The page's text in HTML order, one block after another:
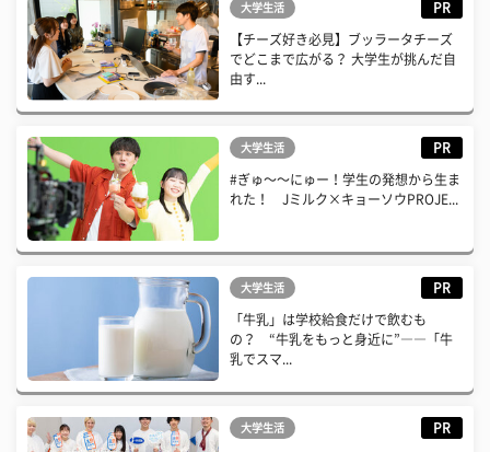
大学生活 PR
【チーズ好き必見】ブッラータチーズ
でどこまで広がる？ 大学生が挑んだ自
由す...
大学生活 PR
#ぎゅ〜〜にゅー！学生の発想から生ま
れた！ Jミルク×キョーソウPROJE...
大学生活 PR
「牛乳」は学校給食だけで飲むも
の？ “牛乳をもっと身近に”――「牛
乳でスマ...
大学生活 PR